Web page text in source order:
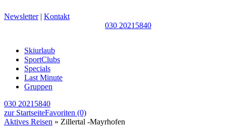
Newsletter| Kontakt
030 20215840
Skiurlaub
SportClubs
Specials
Last Minute
Gruppen
030 20215840
zur StartseiteFavoriten (0)
Aktives Reisen » Zillertal -Mayrhofen